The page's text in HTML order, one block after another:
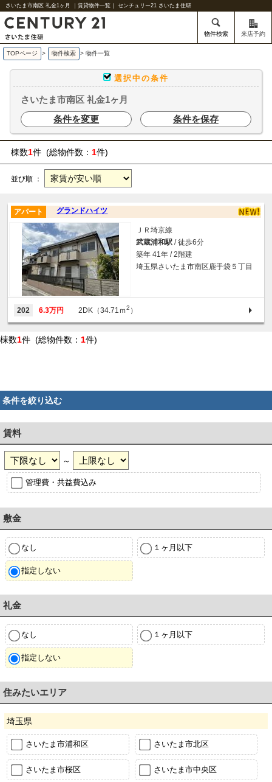
さいたま市南区 礼金1ヶ月 ｜賃貸物件一覧｜ センチュリー21 さいたま住研
物件検索 来店予約
TOPページ > 物件検索 > 物件一覧
選択中の条件
さいたま市南区 礼金1ヶ月
条件を変更
条件を保存
棟数1件 (総物件数： 1件)
並び順 ：
グランドハイツ
アパート
ＪＲ埼京線
武蔵浦和駅 / 徒歩6分
築年 41年 / 2階建
埼玉県さいたま市南区鹿手袋５丁目
202 6.3万円 2DK（34.71ｍ2 ）
棟数1件 (総物件数： 1件)
条件を絞り込む
賃料
～
管理費・共益費込み
敷金
なし １ヶ月以下
指定しない
礼金
なし １ヶ月以下
指定しない
住みたいエリア
埼玉県
さいたま市浦和区 さいたま市北区
さいたま市桜区 さいたま市中央区